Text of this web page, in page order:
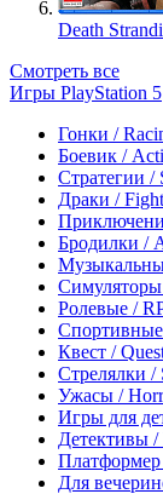
Death
Смотреть все
Игры PlayStation 5
Гонки /
Боевик /
Стратегии /
Драки /
Бродилки /
Ролевые /
Квест /
Стрелялки /
Ужасы /
Игры для
Детективы /
Платформер
Для